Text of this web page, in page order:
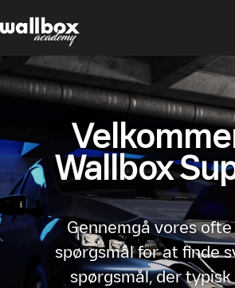
Wallbox
Gennemgå vores
spørgsmål for at finde
spørgsmål, der typisk